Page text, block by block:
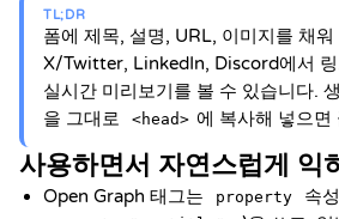
TL;DR
폼에 제목, 설명, URL, 이미지를 채
X/Twitter, LinkedIn, Discord에서 링
실시간 미리보기를 볼 수 있습니다.
을 그대로
<head> 에 복사해 넣으면
사용하면서 자연스럽게 익
Open Graph 태그는 property 속